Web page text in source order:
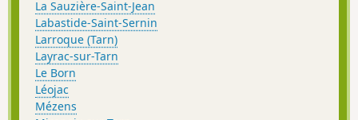
La Sauzière-Saint-Jean
Labastide-Saint-Sernin
Larroque (Tarn)
Layrac-sur-Tarn
Le Born
Léojac
Mézens